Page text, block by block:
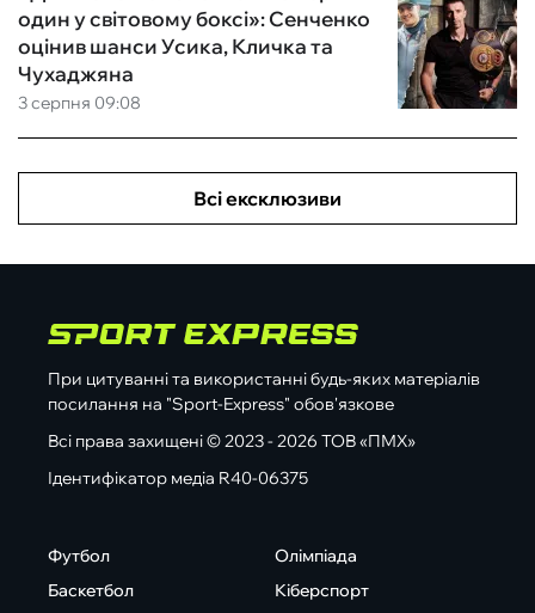
3 серпня 09:08
один у світовому боксі»: Сенченко
оцінив шанси Усика, Кличка та
Чухаджяна
Всі ексклюзиви
При цитуванні та використанні будь-яких матеріалів
посилання на "Sport-Express" обов'язкове
Всі права захищені © 2023 - 2026 ТОВ «ПМХ»
Ідентифікатор медіа R40-06375
Футбол
Баскетбол
Олімпіада
Кіберспорт